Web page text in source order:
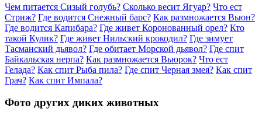
Чем питается Сизый голубь? Сколько весит Ягуар? Что ест
Стриж? Где водится Снежный барс? Как размножается Вьюн?
Где водится Капибара? Где живет Коронованный орел? Кто
такой Кулик? Где живет Нильский крокодил? Где зимует
Тасманский дьявол? Где обитает Морской дьявол? Где спит
Байкальская нерпа? Как размножается Вьюрок? Что ест
Гелада? Как спит Рыба пила? Где спит Черная змея? Как спит
Грач? Как спит Импала?
Фото других диких животных